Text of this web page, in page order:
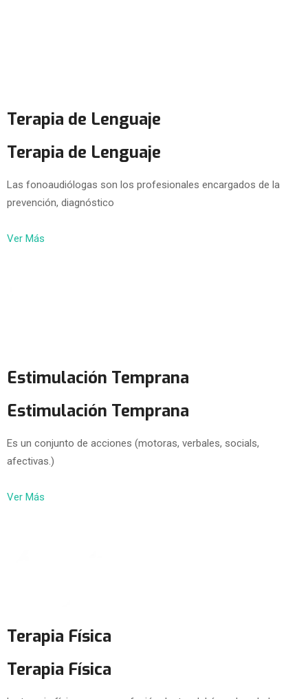
Terapia de Lenguaje
Terapia de Lenguaje
Las fonoaudiólogas son los profesionales encargados de la
prevención, diagnóstico
Ver Más
Estimulación Temprana
Estimulación Temprana
Es un conjunto de acciones (motoras, verbales, socials,
afectivas.)
Ver Más
Terapia Física
Terapia Física